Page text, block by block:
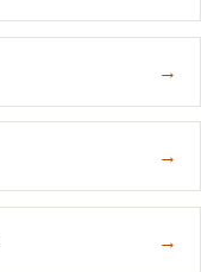
→
→
→